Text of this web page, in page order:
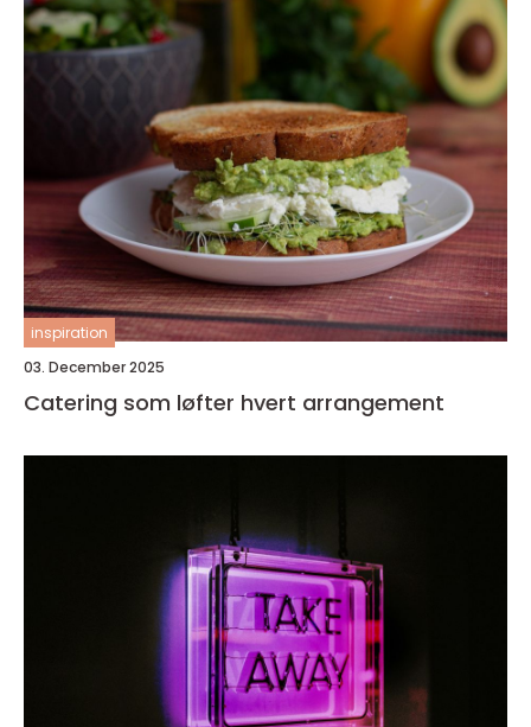
inspiration
03. December 2025
Catering som løfter hvert arrangement